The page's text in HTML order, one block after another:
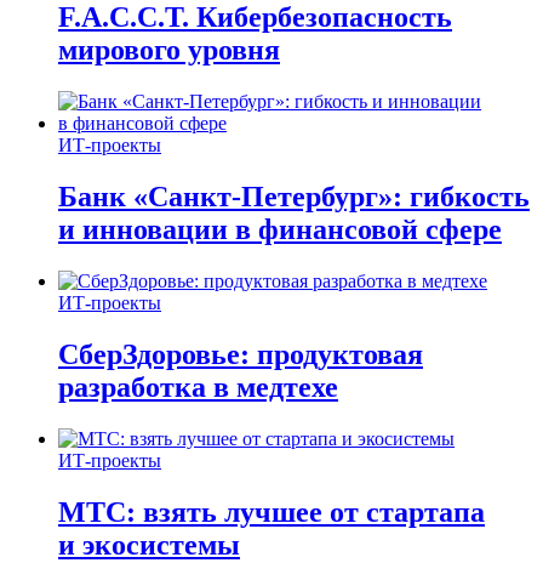
F.A.C.C.T. Кибербезопасность
мирового уровня
ИТ-проекты
Банк «Санкт-Петербург»: гибкость
и инновации в финансовой сфере
ИТ-проекты
СберЗдоровье: продуктовая
разработка в медтехе
ИТ-проекты
МТС: взять лучшее от стартапа
и экосистемы